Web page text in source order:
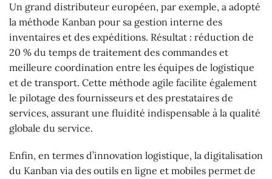
Un grand distributeur européen, par exemple, a adopté
la méthode Kanban pour sa gestion interne des
inventaires et des expéditions. Résultat : réduction de
20 % du temps de traitement des commandes et
meilleure coordination entre les équipes de logistique
et de transport. Cette méthode agile facilite également
le pilotage des fournisseurs et des prestataires de
services, assurant une fluidité indispensable à la qualité
globale du service.
Enfin, en termes d’innovation logistique, la digitalisation
du Kanban via des outils en ligne et mobiles permet de